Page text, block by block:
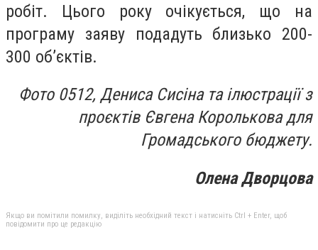
робіт. Цього року очікується, що на
програму заяву подадуть близько 200-
300 об’єктів.
Фото 0512, Дениса Сисіна та ілюстрації з
проєктів Євгена Королькова для
Громадського бюджету.
Олена Дворцова
Якщо ви помітили помилку, виділіть необхідний текст і натисніть Ctrl + Enter, щоб
повідомити про це редакцію